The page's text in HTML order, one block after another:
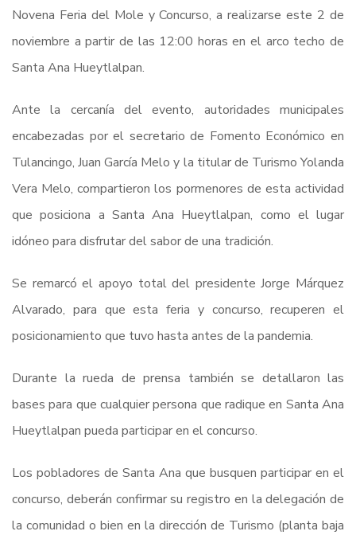
Novena Feria del Mole y Concurso, a realizarse este 2 de
noviembre a partir de las 12:00 horas en el arco techo de
Santa Ana Hueytlalpan.
Ante la cercanía del evento, autoridades municipales
encabezadas por el secretario de Fomento Económico en
Tulancingo, Juan García Melo y la titular de Turismo Yolanda
Vera Melo, compartieron los pormenores de esta actividad
que posiciona a Santa Ana Hueytlalpan, como el lugar
idóneo para disfrutar del sabor de una tradición.
Se remarcó el apoyo total del presidente Jorge Márquez
Alvarado, para que esta feria y concurso, recuperen el
posicionamiento que tuvo hasta antes de la pandemia.
Durante la rueda de prensa también se detallaron las
bases para que cualquier persona que radique en Santa Ana
Hueytlalpan pueda participar en el concurso.
Los pobladores de Santa Ana que busquen participar en el
concurso, deberán confirmar su registro en la delegación de
la comunidad o bien en la dirección de Turismo (planta baja